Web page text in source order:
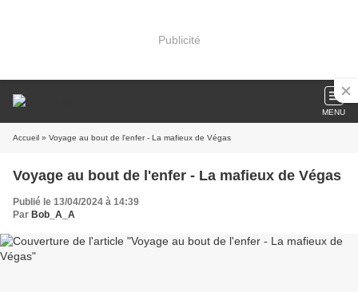
Publicité
MENU
Accueil » Voyage au bout de l'enfer - La mafieux de Végas
Voyage au bout de l'enfer - La mafieux de Végas
Publié le 13/04/2024 à 14:39
Par Bob_A_A